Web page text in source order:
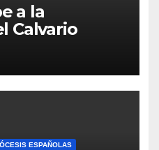
a la
Calvario
ESPAÑOLAS